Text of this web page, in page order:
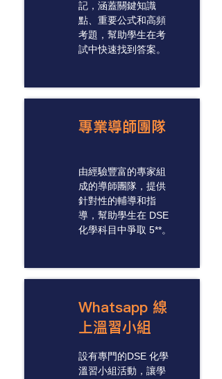
記，涵蓋關鍵知識
點、重要公式和高頻
考題，幫助學生在考
試中快速找到答案。
專業導師團隊
由經驗豐富的專家組
成的導師團隊，提供
針對性的輔導和指
導，幫助學生在 DSE
化學科目中爭取 5**。
Whatsapp 線
上溫習小組
設有專門的DSE 化學
溫習小組活動，讓學